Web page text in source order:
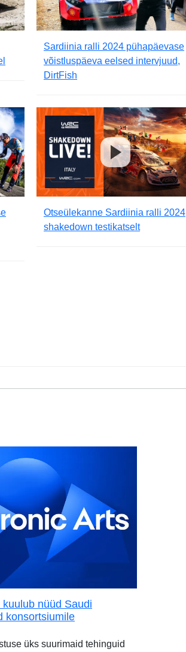
Sardiinia ralli 2024 pühapäevase
võistluspäeva eelsed intervjuud,
DirtFish
Otseülekanne Sardiinia ralli 2024
shakedown testikatselt
nüüd Saudi
konsortsiumile
üks suurimaid tehinguid